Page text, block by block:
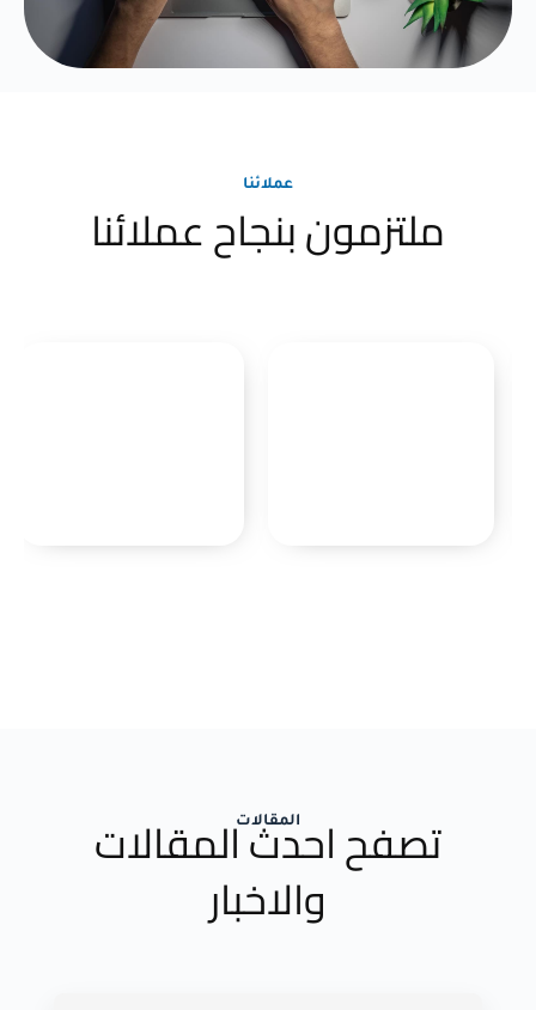
عملائنا
ملتزمون بنجاح عملائنا
المقالات
تصفح احدث المقالات
والاخبار